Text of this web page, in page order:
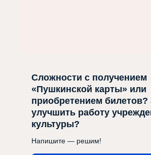
Сложности с получением
«Пушкинской карты» или
приобретением билетов?
улучшить работу
культуры?
Напишите — решим!